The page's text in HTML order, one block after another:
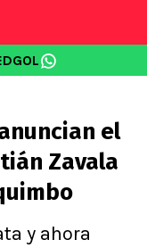
el
Zavala
y ahora